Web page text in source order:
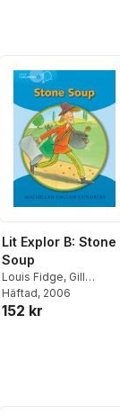
Lit Explor B: Stone
Soup
Louis Fidge, Gill
Munton ,Barbara
Mitchelhill
Häftad, 2006
152 kr